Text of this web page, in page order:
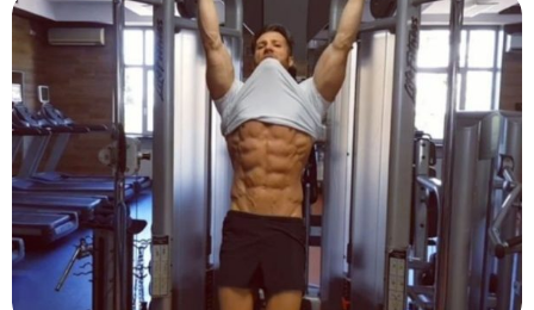
жени
Саша
Ковачевиќ?